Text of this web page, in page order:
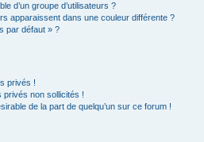
d’un groupe d’utilisateurs ?
apparaissent dans une couleur différente ?
par défaut » ?
privés !
non sollicités !
de la part de quelqu’un sur ce forum !